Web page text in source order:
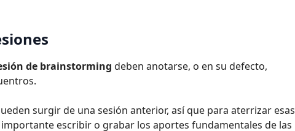
de brainstorming deben anotarse, o en su defecto,
surgir de una sesión anterior, así que para aterrizar esas
escribir o grabar los aportes fundamentales de las